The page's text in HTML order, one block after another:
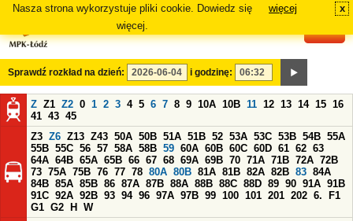
Nasza strona wykorzystuje pliki cookie. Dowiedz się
więcej.
więcej x
Sprawdź rozkład na dzień: i godzinę:
Z Z1 Z2 0 1 2 3 4 5 6 7 8 9 10A 10B 11 12 13 14 15 16
41 43 45
Z3 Z6 Z13 Z43 50A 50B 51A 51B 52 53A 53C 53B 54B 55A
55B 55C 56 57 58A 58B 59 60A 60B 60C 60D 61 62 63
64A 64B 65A 65B 66 67 68 69A 69B 70 71A 71B 72A 72B
73 75A 75B 76 77 78 80A 80B 81A 81B 82A 82B 83 84A
84B 85A 85B 86 87A 87B 88A 88B 88C 88D 89 90 91A 91B
91C 92A 92B 93 94 96 97A 97B 99 100 101 201 202 6.
F1
G1 G2 H
W